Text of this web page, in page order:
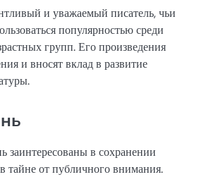
и уважаемый писатель, чьи
популярностью среди
групп. Его произведения
и вносят вклад в развитие
заинтересованы в сохранении
тайне от публичного внимания.